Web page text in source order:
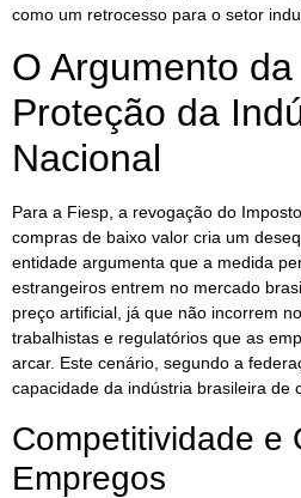
como um retrocesso para o setor
O Argumento
Proteção da
Nacional
Para a Fiesp, a revogação do
compras de baixo valor cria um
entidade argumenta que a medida
estrangeiros entrem no mercado
preço artificial, já que não incorrem
trabalhistas e regulatórios que as
arcar. Este cenário, segundo a
capacidade da indústria brasileira de
Competitividade e
Empregos